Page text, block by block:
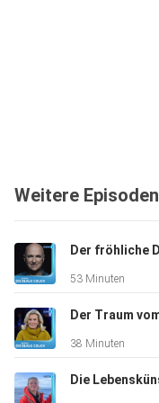
Weitere Episoden
53 Minuten
38 Minuten